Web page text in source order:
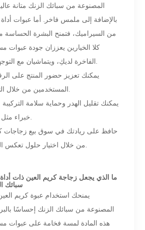
المصنوعة من سبائك الزنك متانة
بالإضافة إلى ملمس فاخر. أما عبوات
من السيراميك، فتمنح البشرة الحساسة
كلا الخيارين يعززان جودة عبوات
الفاخرة لديكِ، ويتماشيان مع التوجهات الصديقة للبيئة.
يمكنك تعزيز حضور المنتج على
المستخدمين من خلال التصاميم المبتكرة.
يمكنك تقليل الهدر وحماية سلامة
خبراء مثل مجموعة ليسون.
حافظ على ريادتك في سوق بيع زجاجات
من خلال اختيار حلول تعكس الفخامة والاستدامة.
ما الذي يجعل زجاجة كريم العين ذات
سبائك
يمنحك استخدام عبوة كريم
المصنوعة من سبائك الزنك إحساسًا
هذه المادة لمسة فخامة على عبوات